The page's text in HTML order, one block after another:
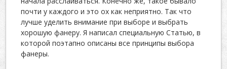
почти у каждого и это ох как неприятно. Так что
лучше уделить внимание при выборе и выбрать
хорошую фанеру. Я написал специальную Статью, в
которой поэтапно описаны все принципы выбора
фанеры.